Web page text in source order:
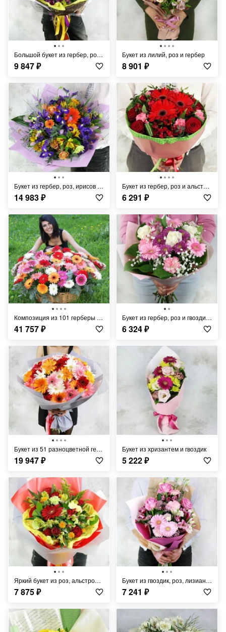
Большой букет из гербер, роз и картамусов
9 847₽
Букет из лилий, роз и гербер
8 901 ₽
Букет из гербер, роз, ирисов и альстромерий
14 983₽
Букет из гербер, роз и альстромерий с листьями фисташки
6 291 ₽
Композиция из 101 герберы в плетеной корзине
41 757₽
Букет из гербер, роз и гвоздик в упаковке
6 324₽
Букет из 51 разноцветной герберы
19 947₽
Букет из хризантем и гвоздик
5 222₽
Яркий букет из роз, альстромерий и герберы
7 875₽
Букет из гвоздик, роз, лизиантусов и альстромерий
7 241 ₽